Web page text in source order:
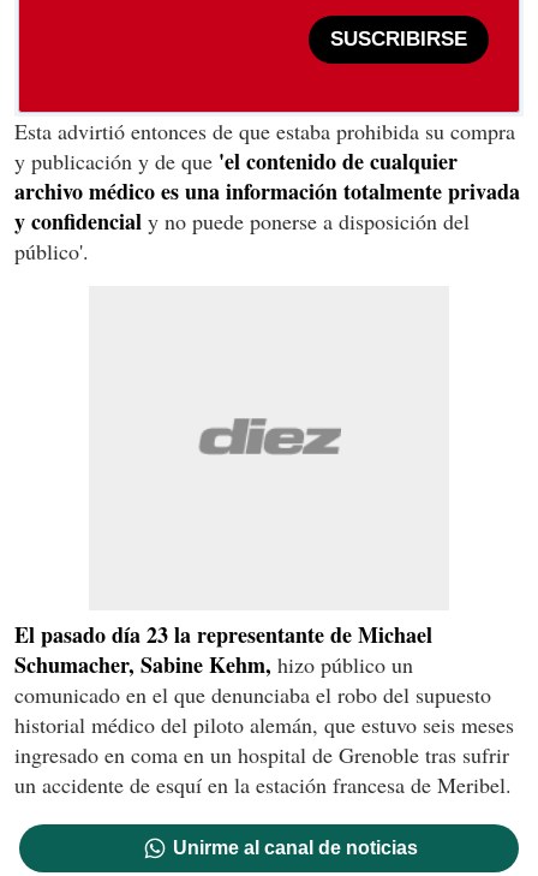
SUSCRIBIRSE
Esta advirtió entonces de que estaba prohibida su compra
y publicación y de que 'el contenido de cualquier
archivo médico es una información totalmente privada
y confidencial y no puede ponerse a disposición del
público'.
El pasado día 23 la representante de Michael
Schumacher, Sabine Kehm, hizo público un
comunicado en el que denunciaba el robo del supuesto
historial médico del piloto alemán, que estuvo seis meses
ingresado en coma en un hospital de Grenoble tras sufrir
un accidente de esquí en la estación francesa de Meribel.
Unirme al canal de noticias